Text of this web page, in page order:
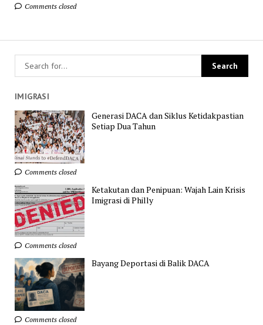
Comments closed
IMIGRASI
Generasi DACA dan Siklus Ketidakpastian
Setiap Dua Tahun
Comments closed
Ketakutan dan Penipuan: Wajah Lain Krisis
Imigrasi di Philly
Comments closed
Bayang Deportasi di Balik DACA
Comments closed